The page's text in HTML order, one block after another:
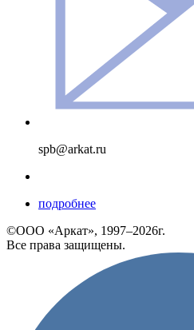
spb@arkat.ru
подробнее
©ООО «Аркат», 1997–2026г.
Все права защищены.